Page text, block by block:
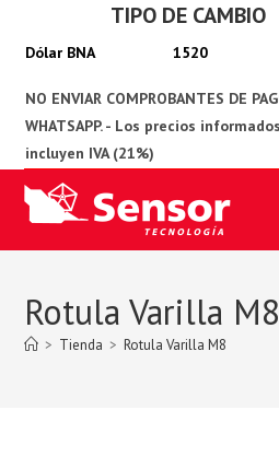
TIPO DE CAMBIO
1520
Rotula Varilla M8
> Tienda > Rotula Varilla M8